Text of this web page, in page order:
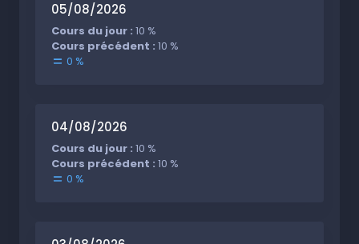
05/08/2026
Cours du jour : 10 %
Cours précédent : 10 %
0 %
04/08/2026
Cours du jour : 10 %
Cours précédent : 10 %
0 %